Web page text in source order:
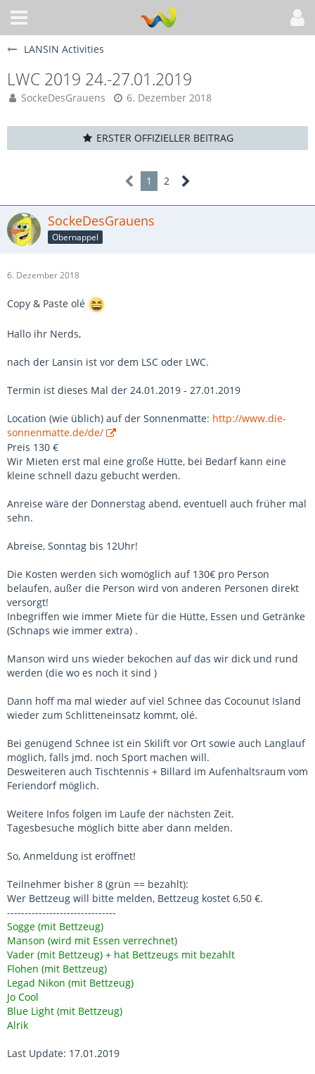
LANSIN Activities
LWC 2019 24.-27.01.2019
SockeDesGrauens 6. Dezember 2018
ERSTER OFFIZIELLER BEITRAG
1 2
SockeDesGrauens
Obernappel
6. Dezember 2018
Copy & Paste olé
Hallo ihr Nerds,
nach der Lansin ist vor dem LSC oder LWC.
Termin ist dieses Mal der 24.01.2019 - 27.01.2019
Location (wie üblich) auf der Sonnenmatte: http://www.die-
sonnenmatte.de/de/
Preis 130 €
Wir Mieten erst mal eine große Hütte, bei Bedarf kann eine
kleine schnell dazu gebucht werden.
Anreise wäre der Donnerstag abend, eventuell auch früher mal
sehn.
Abreise, Sonntag bis 12Uhr!
Die Kosten werden sich womöglich auf 130€ pro Person
belaufen, außer die Person wird von anderen Personen direkt
versorgt!
Inbegriffen wie immer Miete für die Hütte, Essen und Getränke
(Schnaps wie immer extra) .
Manson wird uns wieder bekochen auf das wir dick und rund
werden (die wo es noch it sind )
Dann hoff ma mal wieder auf viel Schnee das Cocounut Island
wieder zum Schlitteneinsatz kommt, olé.
Bei genügend Schnee ist ein Skilift vor Ort sowie auch Langlauf
möglich, falls jmd. noch Sport machen will.
Desweiteren auch Tischtennis + Billard im Aufenhaltsraum vom
Feriendorf möglich.
Weitere Infos folgen im Laufe der nächsten Zeit.
Tagesbesuche möglich bitte aber dann melden.
So, Anmeldung ist eröffnet!
Teilnehmer bisher 8 (grün == bezahlt):
Wer Bettzeug will bitte melden, Bettzeug kostet 6,50 €.
-------------------------------
Sogge (mit Bettzeug)
Manson (wird mit Essen verrechnet)
Vader (mit Bettzeug) + hat Bettzeugs mit bezahlt
Flohen (mit Bettzeug)
Legad Nikon (mit Bettzeug)
Jo Cool
Blue Light (mit Bettzeug)
Alrik
Last Update: 17.01.2019